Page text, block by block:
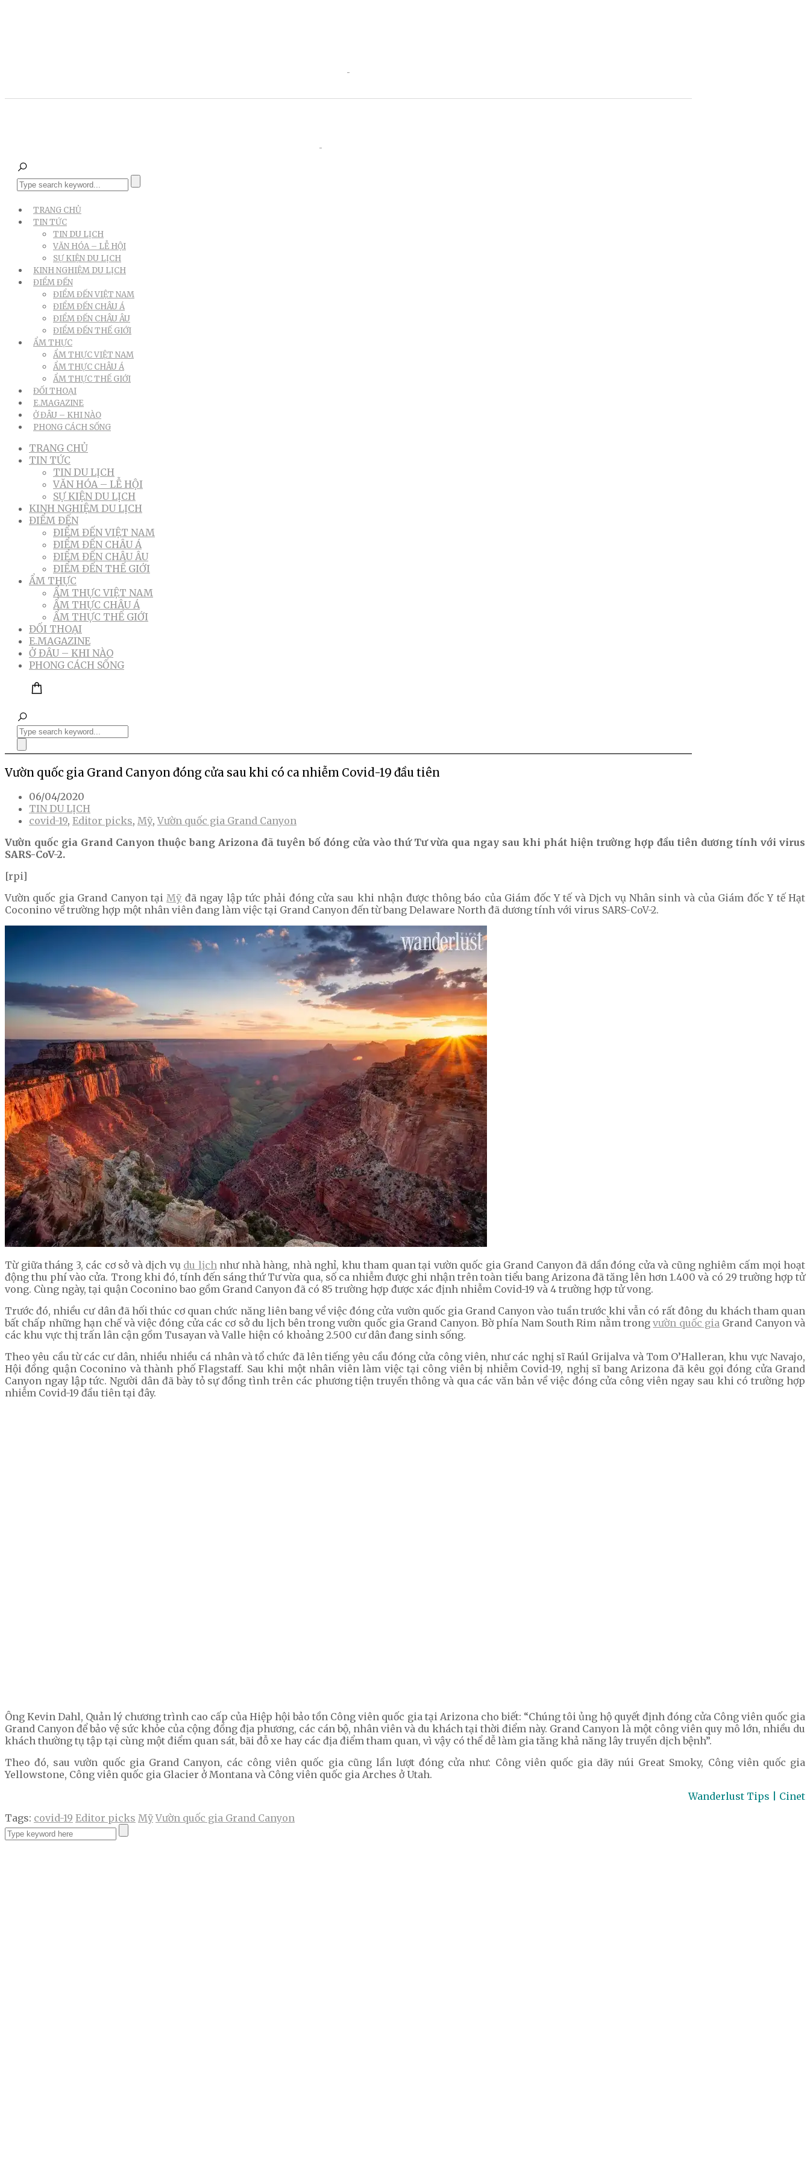
TRANG CHỦ
TIN TỨC
TIN DU LỊCH
VĂN HÓA – LỄ HỘI
SỰ KIỆN DU LỊCH
KINH NGHIỆM DU LỊCH
ĐIỂM ĐẾN
ĐIỂM ĐẾN VIỆT NAM
ĐIỂM ĐẾN CHÂU Á
ĐIỂM ĐẾN CHÂU ÂU
ĐIỂM ĐẾN THẾ GIỚI
ẨM THỰC
ẨM THỰC VIỆT NAM
ẨM THỰC CHÂU Á
ẨM THỰC THẾ GIỚI
ĐỐI THOẠI
E.MAGAZINE
Ở ĐÂU – KHI NÀO
PHONG CÁCH SỐNG
TRANG CHỦ
TIN TỨC
TIN DU LỊCH
VĂN HÓA – LỄ HỘI
SỰ KIỆN DU LỊCH
KINH NGHIỆM DU LỊCH
ĐIỂM ĐẾN
ĐIỂM ĐẾN VIỆT NAM
ĐIỂM ĐẾN CHÂU Á
ĐIỂM ĐẾN CHÂU ÂU
ĐIỂM ĐẾN THẾ GIỚI
ẨM THỰC
ẨM THỰC VIỆT NAM
ẨM THỰC CHÂU Á
ẨM THỰC THẾ GIỚI
ĐỐI THOẠI
E.MAGAZINE
Ở ĐÂU – KHI NÀO
PHONG CÁCH SỐNG
Vườn quốc gia Grand Canyon đóng cửa sau khi có ca nhiễm Covid-19 đầu tiên
06/04/2020
TIN DU LỊCH
covid-19, Editor picks, Mỹ,Vườn quốc gia Grand Canyon
Vườn quốc gia Grand Canyon thuộc bang Arizona đã tuyên bố đóng cửa vào thứ Tư vừa qua ngay sau khi phát hiện trường hợp đầu tiên dương tính với virus
SARS-CoV-2.
[rpi]
Vườn quốc gia Grand Canyon tạiMỹ đã ngay lập tức phải đóng cửa sau khi nhận được thông báo của Giám đốc Y tế và Dịch vụ Nhân sinh và của Giám đốc Y tế Hạt
Coconino về trường hợp một nhân viên đang làm việc tại Grand Canyon đến từ bang Delaware North đã dương tính với virus SARS-CoV-2.
Từ giữa tháng 3, các cơ sở và dịch vụ du lịchnhư nhà hàng, nhà nghỉ, khu tham quan tại vườn quốc gia Grand Canyon đã dần đóng cửa và cũng nghiêm cấm mọi hoạt
động thu phí vào cửa. Trong khi đó, tính đến sáng thứ Tư vừa qua, số ca nhiễm được ghi nhận trên toàn tiểu bang Arizona đã tăng lên hơn 1.400 và có 29 trường hợp tử
vong. Cùng ngày, tại quận Coconino bao gồm Grand Canyon đã có 85 trường hợp được xác định nhiễm Covid-19 và 4 trường hợp tử vong.
Trước đó, nhiều cư dân đã hối thúc cơ quan chức năng liên bang về việc đóng cửa vườn quốc gia Grand Canyon vào tuần trước khi vẫn có rất đông du khách tham quan
bất chấp những hạn chế và việc đóng cửa các cơ sở du lịch bên trong vườn quốc gia Grand Canyon. Bờ phía Nam South Rim nằm trongvườn quốc gia Grand Canyon và
các khu vực thị trấn lân cận gồm Tusayan và Valle hiện có khoảng 2.500 cư dân đang sinh sống.
Theo yêu cầu từ các cư dân, nhiều nhiều cá nhân và tổ chức đã lên tiếng yêu cầu đóng cửa công viên, như các nghị sĩ Raúl Grijalva và Tom O’Halleran, khu vực Navajo,
Hội đồng quận Coconino và thành phố Flagstaff. Sau khi một nhân viên làm việc tại công viên bị nhiễm Covid-19, nghị sĩ bang Arizona đã kêu gọi đóng cửa Grand
Canyon ngay lập tức. Người dân đã bày tỏ sự đồng tình trên các phương tiện truyền thông và qua các văn bản về việc đóng cửa công viên ngay sau khi có trường hợp
nhiễm Covid-19 đầu tiên tại đây.
Ông Kevin Dahl, Quản lý chương trình cao cấp của Hiệp hội bảo tồn Công viên quốc gia tại Arizona cho biết: “Chúng tôi ủng hộ quyết định đóng cửa Công viên quốc gia
Grand Canyon để bảo vệ sức khỏe của cộng đồng địa phương, các cán bộ, nhân viên và du khách tại thời điểm này. Grand Canyon là một công viên quy mô lớn, nhiều du
khách thường tụ tập tại cùng một điểm quan sát, bãi đỗ xe hay các địa điểm tham quan, vì vậy có thể dễ làm gia tăng khả năng lây truyền dịch bệnh”.
Theo đó, sau vườn quốc gia Grand Canyon, các công viên quốc gia cũng lần lượt đóng cửa như: Công viên quốc gia dãy núi Great Smoky, Công viên quốc gia
Yellowstone, Công viên quốc gia Glacier ở Montana và Công viên quốc gia Arches ở Utah.
Wanderlust Tips | Cinet
Tags: covid-19 Editor picks Mỹ Vườn quốc gia Grand Canyon